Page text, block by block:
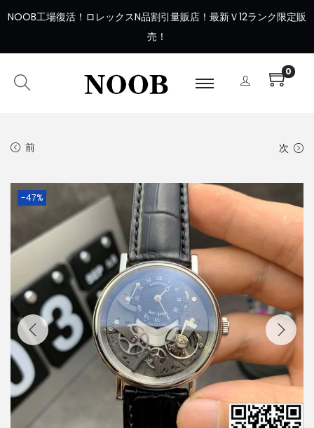
NOOB工場復活 ！ ロレックスN品割引量販店！最新Ｖ12ランク限定販
売！
0
前 次
-47%